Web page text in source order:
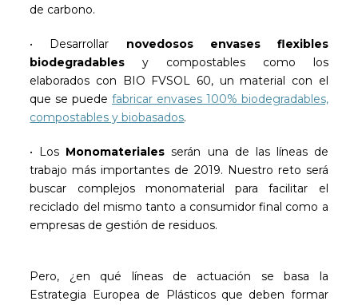
de carbono.
• Desarrollar novedosos envases flexibles
biodegradables y compostables como los
elaborados con BIO FVSOL 60, un material con el
que se puede fabricar envases 100% biodegradables,
compostables y biobasados.
• Los Monomateriales serán una de las líneas de
trabajo más importantes de 2019. Nuestro reto será
buscar complejos monomaterial para facilitar el
reciclado del mismo tanto a consumidor final como a
empresas de gestión de residuos.
Pero, ¿en qué líneas de actuación se basa la
Estrategia Europea de Plásticos que deben formar